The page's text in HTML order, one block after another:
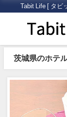
Tabit Life [ タビ
茨城県のホテ